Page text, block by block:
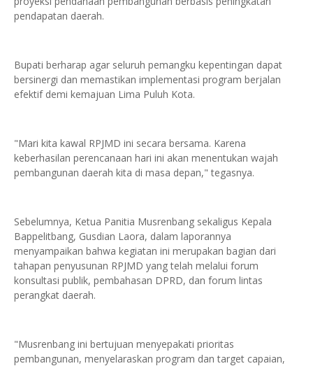
pendapatan daerah.
Bupati berharap agar seluruh pemangku kepentingan dapat
bersinergi dan memastikan implementasi program berjalan
efektif demi kemajuan Lima Puluh Kota.
"Mari kita kawal RPJMD ini secara bersama. Karena
keberhasilan perencanaan hari ini akan menentukan wajah
pembangunan daerah kita di masa depan," tegasnya.
Sebelumnya, Ketua Panitia Musrenbang sekaligus Kepala
Bappelitbang, Gusdian Laora, dalam laporannya
menyampaikan bahwa kegiatan ini merupakan bagian dari
tahapan penyusunan RPJMD yang telah melalui forum
konsultasi publik, pembahasan DPRD, dan forum lintas
perangkat daerah.
"Musrenbang ini bertujuan menyepakati prioritas
pembangunan, menyelaraskan program dan target capaian,